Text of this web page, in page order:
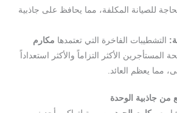
للصيانة المكلفة، مما يحافظ على جاذبية
التشطيبات الفاخرة التي تعتمدها مكارم
الأكثر التزاماً والأكثر استعداداً
مما يعظم العائد.
من جاذبية الوحدة